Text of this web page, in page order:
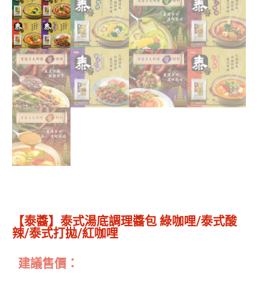
【泰醬】泰式湯底調理醬包 綠咖哩/泰式酸
辣/泰式打拋/紅咖哩
建議售價：